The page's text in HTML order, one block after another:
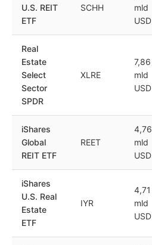
U.S. REIT
ETF
SCHH
mld
USD
Real
Estate
Select
Sector
SPDR
XLRE
7,86
mld
USD
iShares
Global
REIT ETF
REET
4,76
mld
USD
iShares
U.S. Real
Estate
ETF
IYR
4,71
mld
USD